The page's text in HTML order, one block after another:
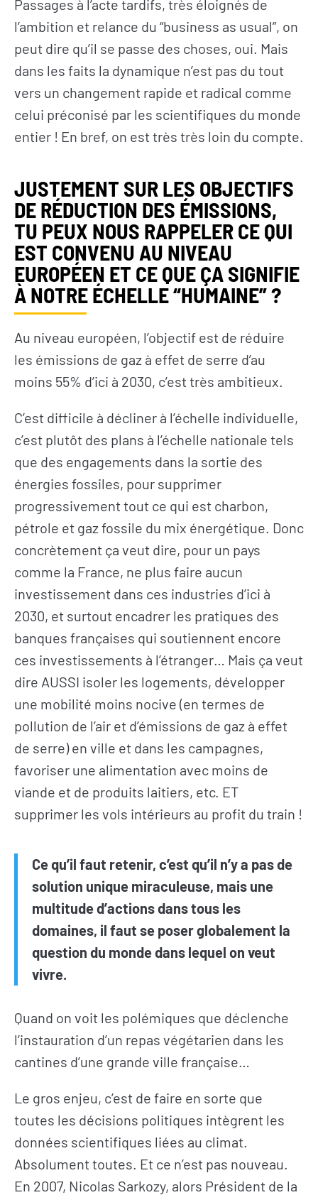
Passages à l’acte tardifs, très éloignés de
l’ambition et relance du “business as usual”, on
peut dire qu’il se passe des choses, oui. Mais
dans les faits la dynamique n’est pas du tout
vers un changement rapide et radical comme
celui préconisé par les scientifiques du monde
entier ! En bref, on est très très loin du compte.
JUSTEMENT SUR LES OBJECTIFS
DE RÉDUCTION DES ÉMISSIONS,
TU PEUX NOUS RAPPELER CE QUI
EST CONVENU AU NIVEAU
EUROPÉEN ET CE QUE ÇA SIGNIFIE
À NOTRE ÉCHELLE “HUMAINE” ?
Au niveau européen, l’objectif est de réduire
les émissions de gaz à effet de serre d’au
moins 55% d’ici à 2030, c’est très ambitieux.
C’est difficile à décliner à l’échelle individuelle,
c’est plutôt des plans à l’échelle nationale tels
que des engagements dans la sortie des
énergies fossiles, pour supprimer
progressivement tout ce qui est charbon,
pétrole et gaz fossile du mix énergétique. Donc
concrètement ça veut dire, pour un pays
comme la France, ne plus faire aucun
investissement dans ces industries d’ici à
2030, et surtout encadrer les pratiques des
banques françaises qui soutiennent encore
ces investissements à l’étranger… Mais ça veut
dire AUSSI isoler les logements, développer
une mobilité moins nocive (en termes de
pollution de l’air et d’émissions de gaz à effet
de serre) en ville et dans les campagnes,
favoriser une alimentation avec moins de
viande et de produits laitiers, etc. ET
supprimer les vols intérieurs au profit du train !
Ce qu’il faut retenir, c’est qu’il n’y a pas de
solution unique miraculeuse, mais une
multitude d’actions dans tous les
domaines, il faut se poser globalement la
question du monde dans lequel on veut
vivre.
Quand on voit les polémiques que déclenche
l’instauration d’un repas végétarien dans les
cantines d’une grande ville française…
Le gros enjeu, c’est de faire en sorte que
toutes les décisions politiques intègrent les
données scientifiques liées au climat.
Absolument toutes. Et ce n’est pas nouveau.
En 2007, Nicolas Sarkozy, alors Président de la